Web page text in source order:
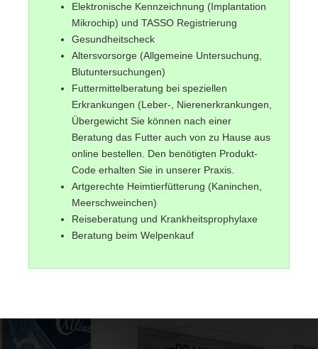
Elektronische Kennzeichnung (Implantation
Mikrochip) und TASSO Registrierung
Gesundheitscheck
Altersvorsorge (Allgemeine Untersuchung,
Blutuntersuchungen)
Futtermittelberatung bei speziellen
Erkrankungen (Leber-, Nierenerkrankungen,
Übergewicht Sie können nach einer
Beratung das Futter auch von zu Hause aus
online bestellen. Den benötigten Produkt-
Code erhalten Sie in unserer Praxis.
Artgerechte Heimtierfütterung (Kaninchen,
Meerschweinchen)
Reiseberatung und Krankheitsprophylaxe
Beratung beim Welpenkauf